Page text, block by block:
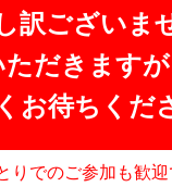
訳ございま
だきます
お待ちくだ
りでのご参加も歓